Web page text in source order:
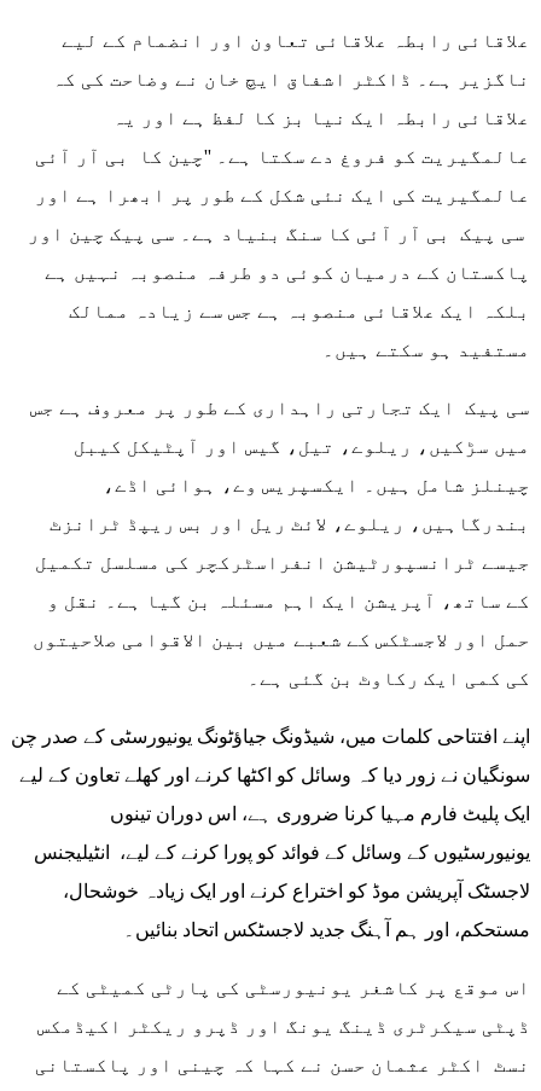
علاقائی رابطہ علاقائی تعاون اور انضمام کے لیے
ناگزیر ہے۔ ڈاکٹر اشفاق ایچ خان نے وضاحت کی کہ
علاقائی رابطہ ایک نیا بز کا لفظ ہے اور یہ
عالمگیریت کو فروغ دے سکتا ہے۔ ''چین کا بی آر آئی
عالمگیریت کی ایک نئی شکل کے طور پر ابھرا ہے اور
سی پیک بی آر آئی کا سنگ بنیاد ہے۔ سی پیک چین اور
پاکستان کے درمیان کوئی دو طرفہ منصوبہ نہیں ہے
بلکہ ایک علاقائی منصوبہ ہے جس سے زیادہ ممالک
مستفید ہو سکتے ہیں۔
سی پیک ایک تجارتی راہداری کے طور پر معروف ہے جس
میں سڑکیں، ریلوے، تیل، گیس اور آپٹیکل کیبل
چینلز شامل ہیں۔ ایکسپریس وے، ہوائی اڈے،
بندرگاہیں، ریلوے، لائٹ ریل اور بس ریپڈ ٹرانزٹ
جیسے ٹرانسپورٹیشن انفراسٹرکچر کی مسلسل تکمیل
کے ساتھ، آپریشن ایک اہم مسئلہ بن گیا ہے۔ نقل و
حمل اور لاجسٹکس کے شعبے میں بین الاقوامی صلاحیتوں
کی کمی ایک رکاوٹ بن گئی ہے۔
اپنے افتتاحی کلمات میں، شیڈونگ جیاؤٹونگ یونیورسٹی کے صدر چن
سونگیان نے زور دیا کہ وسائل کو اکٹھا کرنے اور کھلے تعاون کے لیے
ایک پلیٹ فارم مہیا کرنا ضروری ہے، اس دوران تینوں
یونیورسٹیوں کے وسائل کے فوائد کو پورا کرنے کے لیے، انٹیلیجنس
لاجسٹک آپریشن موڈ کو اختراع کرنے اور ایک زیادہ خوشحال،
مستحکم، اور ہم آہنگ جدید لاجسٹکس اتحاد بنائیں۔
اس موقع پر کاشغر یونیورسٹی کی پارٹی کمیٹی کے
ڈپٹی سیکرٹری ڈینگ یونگ اور ڈپرو ریکٹر اکیڈمکس
نسٹ اکٹر عثمان حسن نے کہا کہ چینی اور پاکستانی